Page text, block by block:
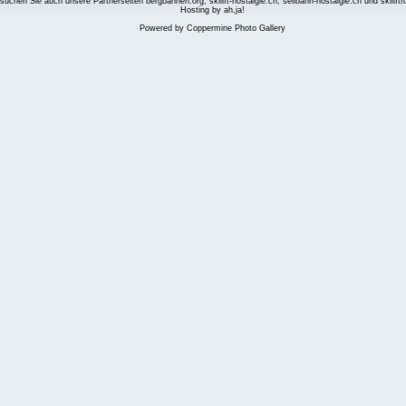
Hosting by ah,ja!
Powered by Coppermine Photo Gallery